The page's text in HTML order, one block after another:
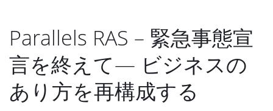
Parallels RAS – 緊急事態宣
言を終えて― ビジネスの
あり方を再構成する